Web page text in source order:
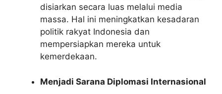
disiarkan secara luas melalui media
massa. Hal ini meningkatkan kesadaran
politik rakyat Indonesia dan
mempersiapkan mereka untuk
kemerdekaan.
Menjadi Sarana Diplomasi Internasional